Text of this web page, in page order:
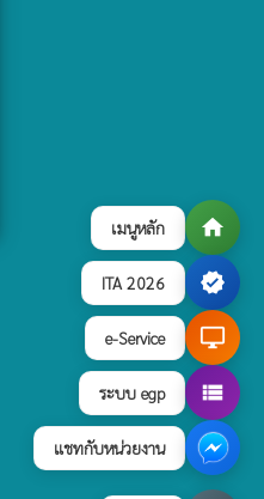
เมนูหลัก home
ITA 2026 verified
e-Service desktop_windows
ระบบ egp view_list
แชทกับหน่วยงาน